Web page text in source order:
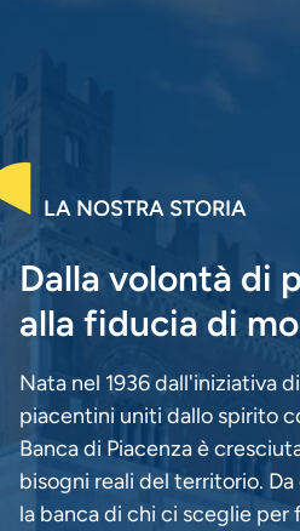
LA NOSTRA STORIA
Dalla volontà di
alla fiducia di
Nata nel 1936 dall'iniziativa
piacentini uniti dallo spirito
Banca di Piacenza è
bisogni reali del territorio. Da
la banca di chi ci sceglie per